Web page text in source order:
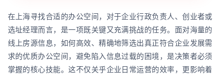
在上海寻找合适的办公空间，对于企业行政负责人、创业者或
选址经理而言，是一项既关键又充满挑战的任务。面对海量的
线上房源信息，如何高效、精确地筛选出真正符合企业发展需
求的优质办公空间，避免陷入信息过载的困境，是决策者必须
掌握的核心技能。这不仅关乎企业日常运营的效率，更影响着